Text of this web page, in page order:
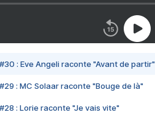
#30 : Eve Angeli raconte "Avant de partir"
#29 : MC Solaar raconte "Bouge de là"
#28 : Lorie raconte "Je vais vite"